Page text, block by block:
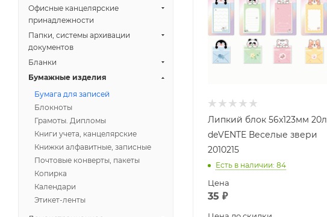
Липкий блок 56x123мм 20л
deVENTE Веселые звери
2010215
Есть в наличии: 84
Цена
35 ₽
Офисные канцелярские
принадлежности
Папки, системы архивации
документов
Бланки
Бумажные изделия
Бумага для записей
Блокноты
Грамоты. Дипломы
Книги учета, канцелярские
Книжки алфавитные, записные
Почтовые конверты, пакеты
Копирка
Календари
Этикет-ленты